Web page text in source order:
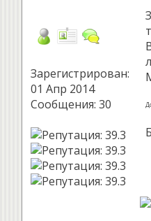
Зарегистрирован:
01 Апр 2014
Сообщения: 30